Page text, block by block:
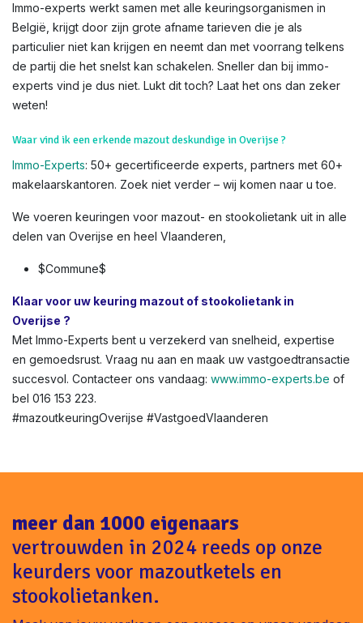
Immo-experts werkt samen met alle keuringsorganismen in
België, krijgt door zijn grote afname tarieven die je als
particulier niet kan krijgen en neemt dan met voorrang telkens
de partij die het snelst kan schakelen. Sneller dan bij immo-
experts vind je dus niet. Lukt dit toch? Laat het ons dan zeker
weten!
Waar vind ik een erkende mazout deskundige in Overijse ?
Immo-Experts: 50+ gecertificeerde experts, partners met 60+
makelaarskantoren. Zoek niet verder – wij komen naar u toe.
We voeren keuringen voor mazout- en stookolietank uit in alle
delen van Overijse en heel Vlaanderen,
$Commune$
Klaar voor uw keuring mazout of stookolietank in
Overijse ?
Met Immo-Experts bent u verzekerd van snelheid, expertise
en gemoedsrust. Vraag nu aan en maak uw vastgoedtransactie
succesvol. Contacteer ons vandaag: www.immo-experts.be of
bel 016 153 223.
#mazoutkeuringOverijse #VastgoedVlaanderen
meer dan 1000 eigenaars
vertrouwden in 2024 reeds op onze
keurders voor mazoutketels en
stookolietanken.